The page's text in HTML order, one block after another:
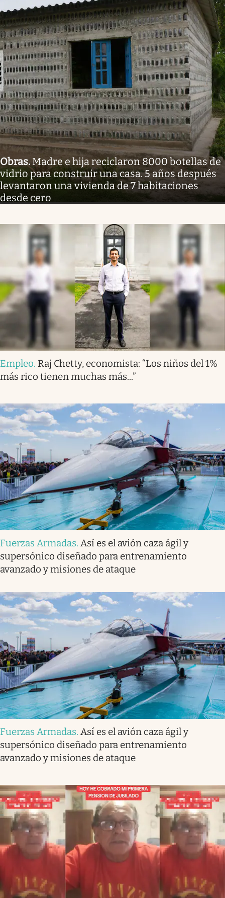
Obras. Madre e hija reciclaron 8000 botellas de
vidrio para construir una casa. 5 años después
levantaron una vivienda de 7 habitaciones
desde cero
Empleo. Raj Chetty, economista: “Los niños del 1%
más rico tienen muchas más...”
Fuerzas Armadas. Así es el avión caza ágil y
supersónico diseñado para entrenamiento
avanzado y misiones de ataque
Fuerzas Armadas. Así es el avión caza ágil y
supersónico diseñado para entrenamiento
avanzado y misiones de ataque